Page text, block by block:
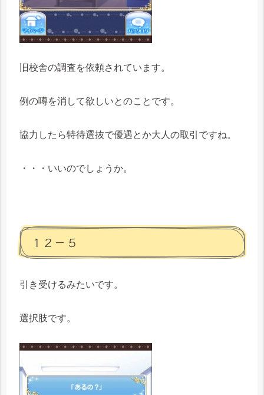
旧校舎の調査を依頼されています。
例の噂を消して欲しいとのことです。
協力したら特待選抜で優遇とか大人の取引ですね。
・・・いいのでしょうか。
１２－５
引き受けるみたいです。
選択肢です。